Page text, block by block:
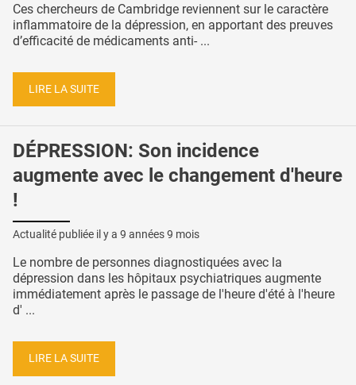
Ces chercheurs de Cambridge reviennent sur le caractère
inflammatoire de la dépression, en apportant des preuves
d’efficacité de médicaments anti- ...
LIRE LA SUITE
DÉPRESSION: Son incidence
augmente avec le changement d'heure
!
Actualité publiée il y a 9 années 9 mois
Le nombre de personnes diagnostiquées avec la
dépression dans les hôpitaux psychiatriques augmente
immédiatement après le passage de l'heure d'été à l'heure
d' ...
LIRE LA SUITE